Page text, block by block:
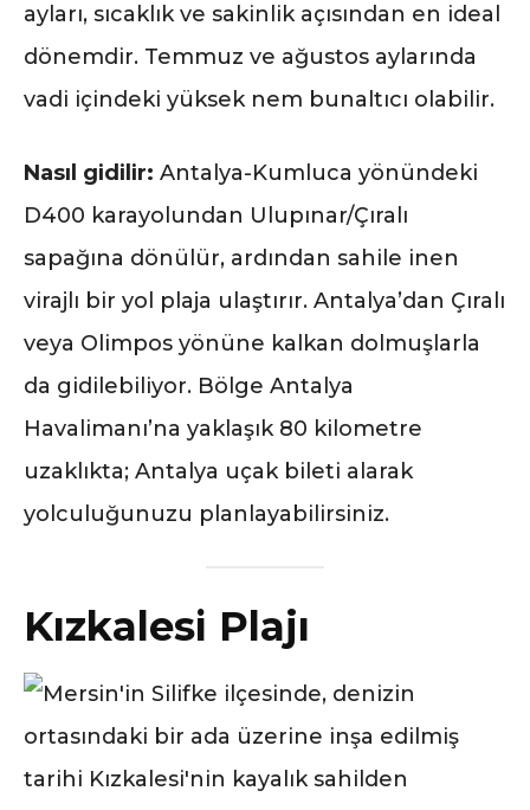
ayları, sıcaklık ve sakinlik açısından en ideal
dönemdir. Temmuz ve ağustos aylarında
vadi içindeki yüksek nem bunaltıcı olabilir.
Nasıl gidilir: Antalya-Kumluca yönündeki
D400 karayolundan Ulupınar/Çıralı
sapağına dönülür, ardından sahile inen
virajlı bir yol plaja ulaştırır. Antalya’dan Çıralı
veya Olimpos yönüne kalkan dolmuşlarla
da gidilebiliyor. Bölge Antalya
Havalimanı’na yaklaşık 80 kilometre
uzaklıkta; Antalya uçak bileti alarak
yolculuğunuzu planlayabilirsiniz.
Kızkalesi Plajı